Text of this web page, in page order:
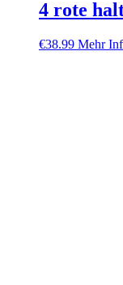
4 rote
€38.99 Mehr